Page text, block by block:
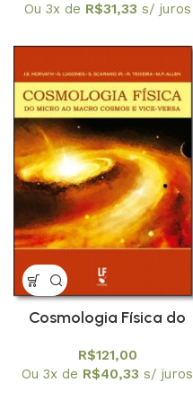
Ou 3x de R$31,33 s/ juros
Cosmologia Física do
e vice-versa
R$121,00
Ou 3x de R$40,33 s/ juros